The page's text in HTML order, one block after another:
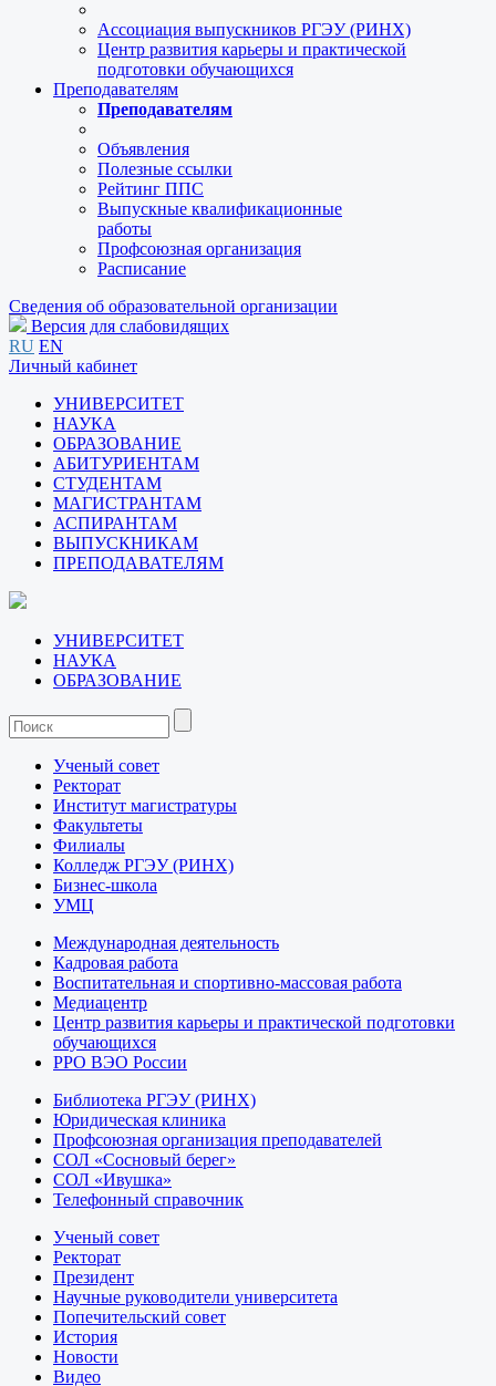
Ассоциация выпускников РГЭУ (РИНХ)
Центр развития карьеры и практической
подготовки обучающихся
Преподавателям
Преподавателям
Объявления
Полезные ссылки
Рейтинг ППС
Выпускные квалификационные
работы
Профсоюзная организация
Расписание
Сведения об образовательной организации
Версия для слабовидящих
RU EN
Личный кабинет
УНИВЕРСИТЕТ
НАУКА
ОБРАЗОВАНИЕ
АБИТУРИЕНТАМ
СТУДЕНТАМ
МАГИСТРАНТАМ
АСПИРАНТАМ
ВЫПУСКНИКАМ
ПРЕПОДАВАТЕЛЯМ
УНИВЕРСИТЕТ
НАУКА
ОБРАЗОВАНИЕ
Ученый совет
Ректорат
Институт магистратуры
Факультеты
Филиалы
Колледж РГЭУ (РИНХ)
Бизнес-школа
УМЦ
Международная деятельность
Кадровая работа
Воспитательная и спортивно-массовая работа
Медиацентр
Центр развития карьеры и практической подготовки
обучающихся
РРО ВЭО России
Библиотека РГЭУ (РИНХ)
Юридическая клиника
Профсоюзная организация преподавателей
СОЛ «Сосновый берег»
СОЛ «Ивушка»
Телефонный справочник
Ученый совет
Ректорат
Президент
Научные руководители университета
Попечительский совет
История
Новости
Видео